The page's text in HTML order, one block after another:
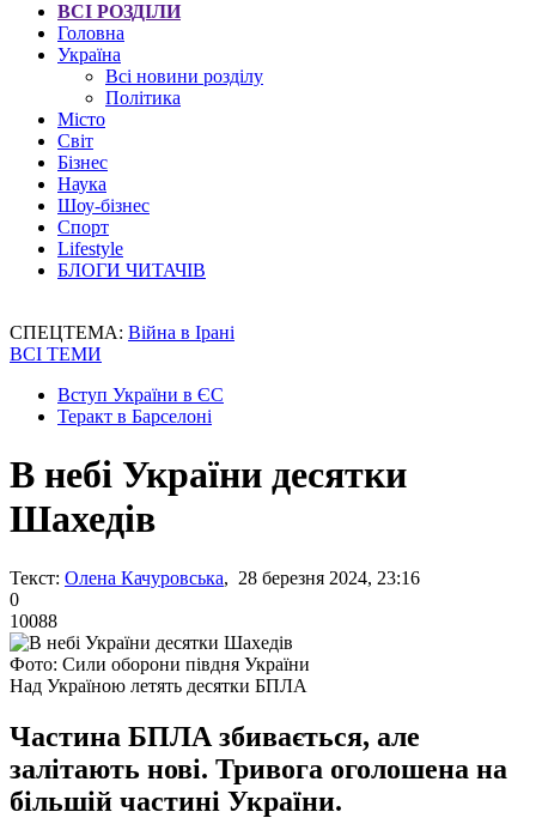
ВСІ РОЗДІЛИ
Головна
Україна
Всі новини розділу
Політика
Місто
Світ
Бізнес
Наука
Шоу-бізнес
Спорт
Lifestyle
БЛОГИ ЧИТАЧІВ
СПЕЦТЕМА: Війна в Ірані
ВСІ ТЕМИ
Вступ України в ЄС
Теракт в Барселоні
В небі України десятки
Шахедів
Текст: Олена Качуровська, 28 березня 2024, 23:16
0
10088
Фото: Сили оборони півдня України
Над Україною летять десятки БПЛА
Частина БПЛА збивається, але
залітають нові. Тривога оголошена на
більшій частині України.